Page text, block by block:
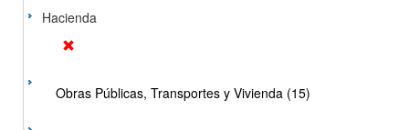
Hacienda
Obras Públicas, Transportes y Vivienda (15)